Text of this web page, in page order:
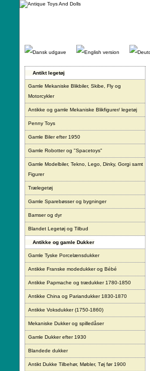
Gå
Antikt legetøj
Gamle Mekaniske Blikbiler, Skibe, Fly og
Motorcykler
Antikke og gamle Mekaniske Blikfigurer/ legetøj
Penny Toys
Gamle Biler efter 1950
Gamle Robotter og "Spacetoys"
Gamle Modelbiler, Tekno, Lego, Dinky, Gorgi samt
Figurer
Trælegetøj
Gamle Sparebøsser og bygninger
Bamser og dyr
Blandet Legetøj og Tilbud
Antikke og gamle Dukker
Gamle Tyske Porcelænsdukker
Antikke Franske modedukker og Bébé
Antikke Papmache og trædukker 1780-1850
Antikke China og Pariandukker 1830-1870
Antikke Voksdukker (1750-1860)
Mekaniske Dukker og spilledåser
Gamle Dukker efter 1930
Blandede dukker
Antikt Dukke Tilbehør, Møbler, Tøj før 1900